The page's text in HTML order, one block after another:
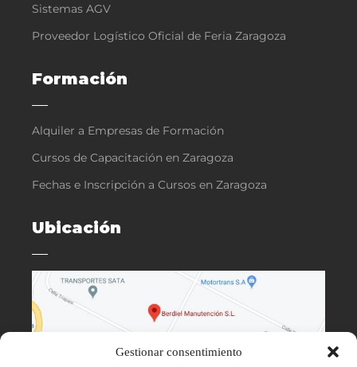
Gestionar consentimiento
Sistemas AGV
Proveedor Logístico Oficial de Feria Zaragoza
Formación
Alquiler a Empresas de Formación
Cursos de Capacitación en Zaragoza
Fechas e Inscripción a Cursos en Zaragoza
Ubicación